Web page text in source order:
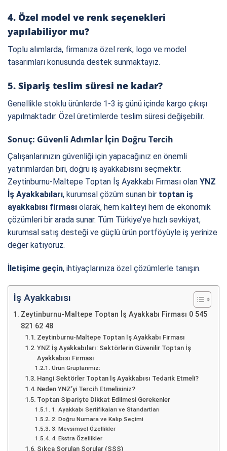
4. Özel model ve renk seçenekleri
yapılabiliyor mu?
Toplu alımlarda, firmanıza özel renk, logo ve model
tasarımları konusunda destek sunmaktayız.
5. Sipariş teslim süresi ne kadar?
Genellikle stoklu ürünlerde 1-3 iş günü içinde kargo çıkışı
yapılmaktadır. Özel üretimlerde teslim süresi değişebilir.
Sonuç: Güvenli Adımlar İçin Doğru Tercih
Çalışanlarınızın güvenliği için yapacağınız en önemli
yatırımlardan biri, doğru iş ayakkabısını seçmektir.
Zeytinburnu-Maltepe Toptan İş Ayakkabı Firması olan YNZ
İş Ayakkabıları, kurumsal çözüm sunan bir toptan iş
ayakkabısı firması olarak, hem kaliteyi hem de ekonomik
çözümleri bir arada sunar. Tüm Türkiye’ye hızlı sevkiyat,
kurumsal satış desteği ve güçlü ürün portföyüyle iş yerinize
değer katıyoruz.
İletişime geçin, ihtiyaçlarınıza özel çözümlerle tanışın.
İş Ayakkabısı
Zeytinburnu-Maltepe Toptan İş Ayakkabı Firması 0 545
821 62 48
Zeytinburnu-Maltepe Toptan İş Ayakkabı Firması
YNZ İş Ayakkabıları: Sektörlerin Güvenilir Toptan İş
Ayakkabısı Firması
Ürün Gruplarımız:
Hangi Sektörler Toptan İş Ayakkabısı Tedarik Etmeli?
Neden YNZ’yi Tercih Etmelisiniz?
Toptan Siparişte Dikkat Edilmesi Gerekenler
1. Ayakkabı Sertifikaları ve Standartları
2. Doğru Numara ve Kalıp Seçimi
3. Mevsimsel Özellikler
4. Ekstra Özellikler
Sıkça Sorulan Sorular (SSS)